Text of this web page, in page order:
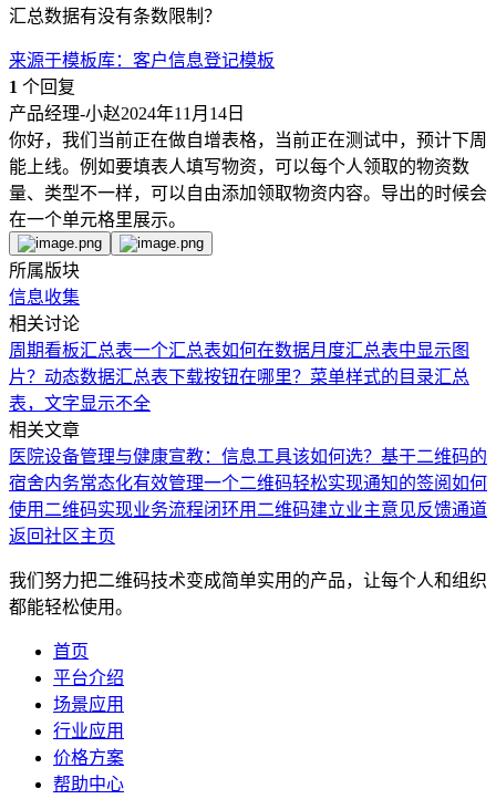
汇总数据有没有条数限制？
来源于模板库： 客户信息登记模板
1 个回复
产品经理-小赵2024年11月14日
你好，我们当前正在做自增表格，当前正在测试中，预计下周
能上线。例如要填表人填写物资，可以每个人领取的物资数
量、类型不一样，可以自由添加领取物资内容。导出的时候会
在一个单元格里展示。
所属版块
信息收集
相关讨论
周期看板汇总表一个汇总表如何在数据月度汇总表中显示图
片？ 动态数据汇总表下载按钮在哪里？ 菜单样式的目录汇总
表，文字显示不全
相关文章
医院设备管理与健康宣教：信息工具该如何选？ 基于二维码的
宿舍内务常态化有效管理一个二维码轻松实现通知的签阅如何
使用二维码实现业务流程闭环用二维码建立业主意见反馈通道
返回社区主页
我们努力把二维码技术变成简单实用的产品，让每个人和组织
都能轻松使用。
首页
平台介绍
场景应用
行业应用
价格方案
帮助中心